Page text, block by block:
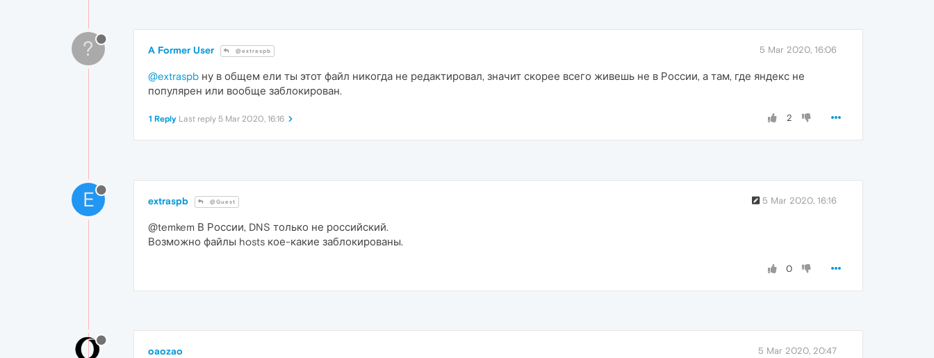
? A Former User @extraspb 5 Mar 2020, 16:06
@extraspb ну в общем ели ты этот файл никогда не редактировал, значит скорее всего живешь не в России, а там, где яндекс не
популярен или вообще заблокирован.
2
1 Reply Last reply 5 Mar 2020, 16:16
E extraspb @Guest 5 Mar 2020, 16:16
@temkem В России, DNS только не российский.
Возможно файлы hosts кое-какие заблокированы.
0
oaozao 5 Mar 2020, 20:47